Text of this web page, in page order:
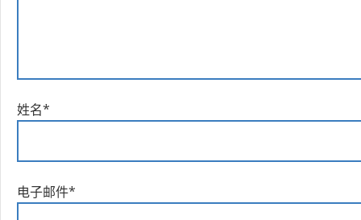
姓名*
电子邮件*